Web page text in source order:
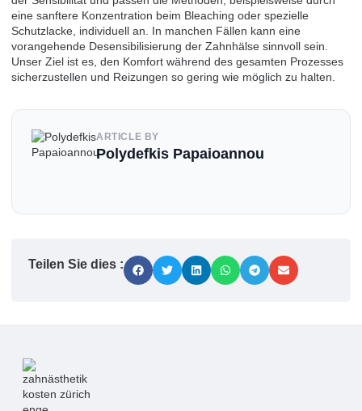
eine sanftere Konzentration beim Bleaching oder spezielle
Schutzlacke, individuell an. In manchen Fällen kann eine
vorangehende Desensibilisierung der Zahnhälse sinnvoll sein.
Unser Ziel ist es, den Komfort während des gesamten Prozesses
sicherzustellen und Reizungen so gering wie möglich zu halten.
ARTICLE BY
Polydefkis Papaioannou
Teilen Sie dies :